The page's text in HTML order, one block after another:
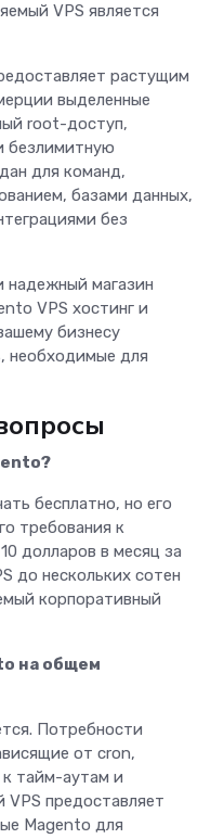
VPS является
растущим
выделенные
root-доступ,
безлимитную
для команд,
базами данных,
без
надежный магазин
VPS хостинг и
бизнесу
необходимые для
бесплатно, но его
требования к
долларов в месяц за
до нескольких сотен
корпоративный
на общем
Потребности
от cron,
тайм-аутам и
VPS предоставляет
Magento для